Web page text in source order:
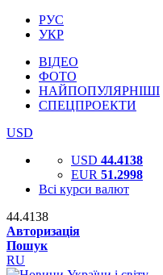
РУС
УКР
ВІДЕО
ФОТО
НАЙПОПУЛЯРНІШІ
СПЕЦПРОЕКТИ
USD
USD 44.4138
EUR 51.2998
Всі курси валют
44.4138
Авторизація
Пошук
RU